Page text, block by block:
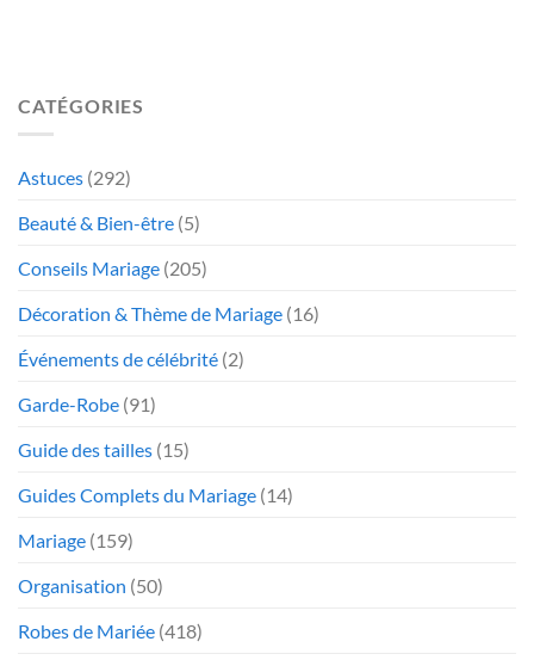
CATÉGORIES
Astuces (292)
Beauté & Bien-être (5)
Conseils Mariage (205)
Décoration & Thème de Mariage (16)
Événements de célébrité (2)
Garde-Robe (91)
Guide des tailles (15)
Guides Complets du Mariage (14)
Mariage (159)
Organisation (50)
Robes de Mariée (418)